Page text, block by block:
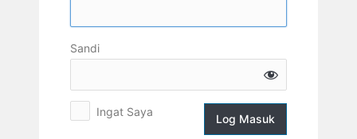
Log
Sandi
Ingat Saya